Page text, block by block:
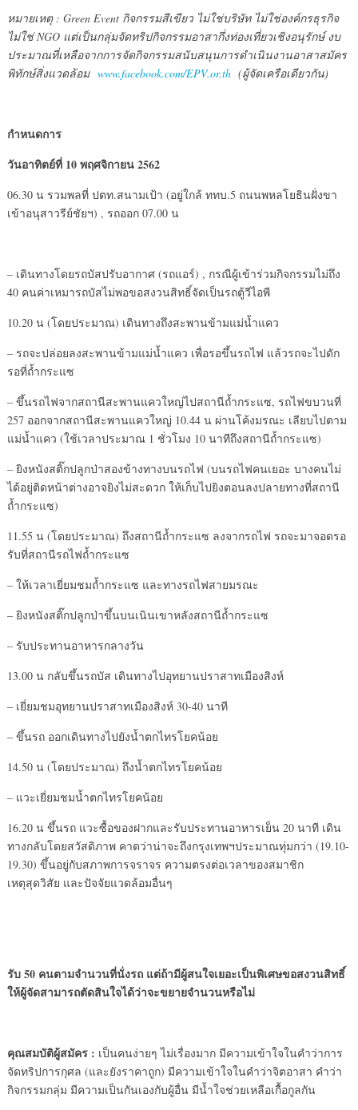
หมายเหตุ : Green Event กิจกรรมสีเขียว ไม่ใช่บริษัท ไม่ใช่องค์กรธุรกิจ
ไม่ใช่ NGO แต่เป็นกลุ่มจัดทริปกิจกรรมอาสากึ่งท่องเที่ยวเชิงอนุรักษ์ งบ
ประมาณที่เหลือจากการจัดกิจกรรมสนับสนุนการดำเนินงานอาสาสมัคร
พิทักษ์สิ่งแวดล้อม www.facebook.com/EPV.or.th(ผู้จัดเครือเดียวกัน)
กำหนดการ
วันอาทิตย์ที่ 10 พฤศจิกายน 2562
06.30 น รวมพลที่ ปตท.สนามเป้า (อยู่ใกล้ ททบ.5 ถนนพหลโยธินฝั่งขา
เข้าอนุสาวรีย์ชัยฯ) , รถออก 07.00 น
– เดินทางโดยรถบัสปรับอากาศ (รถแอร์) , กรณีผู้เข้าร่วมกิจกรรมไม่ถึง
40 คนค่าเหมารถบัสไม่พอขอสงวนสิทธิ์จัดเป็นรถตู้วีไอพี
10.20 น (โดยประมาณ) เดินทางถึงสะพานข้ามแม่น้ำแคว
– รถจะปล่อยลงสะพานข้ามแม่น้ำแคว เพื่อรอขึ้นรถไฟ แล้วรถจะไปดัก
รอที่ถ้ำกระแซ
– ขึ้นรถไฟจากสถานีสะพานแควใหญ่ไปสถานีถ้ำกระแซ, รถไฟขบวนที่
257 ออกจากสถานีสะพานแควใหญ่ 10.44 น ผ่านโค้งมรณะ เลียบไปตาม
แม่น้ำแคว (ใช้เวลาประมาณ 1 ชั่วโมง 10 นาทีถึงสถานีถ้ำกระแซ)
– ยิงหนังสติ๊กปลูกป่าสองข้างทางบนรถไฟ (บนรถไฟคนเยอะ บางคนไม่
ได้อยู่ติดหน้าต่างอาจยิงไม่สะดวก ให้เก็บไปยิงตอนลงปลายทางที่สถานี
ถ้ำกระแซ)
11.55 น (โดยประมาณ) ถึงสถานีถ้ำกระแซ ลงจากรถไฟ รถจะมาจอดรอ
รับที่สถานีรถไฟถ้ำกระแซ
– ให้เวลาเยี่ยมชมถ้ำกระแซ และทางรถไฟสายมรณะ
– ยิงหนังสติ๊กปลูกป่าขึ้นบนเนินเขาหลังสถานีถ้ำกระแซ
– รับประทานอาหารกลางวัน
13.00 น กลับขึ้นรถบัส เดินทางไปอุทยานปราสาทเมืองสิงห์
– เยี่ยมชมอุทยานปราสาทเมืองสิงห์ 30-40 นาที
– ขึ้นรถ ออกเดินทางไปยังน้ำตกไทรโยคน้อย
14.50 น (โดยประมาณ) ถึงน้ำตกไทรโยคน้อย
– แวะเยี่ยมชมน้ำตกไทรโยคน้อย
16.20 น ขึ้นรถ แวะซื้อของฝากและรับประทานอาหารเย็น 20 นาที เดิน
ทางกลับโดยสวัสดิภาพ คาดว่าน่าจะถึงกรุงเทพฯประมาณทุ่มกว่า (19.10-
19.30) ขึ้นอยู่กับสภาพการจราจร ความตรงต่อเวลาของสมาชิก
เหตุสุดวิสัย และปัจจัยแวดล้อมอื่นๆ
รับ 50 คนตามจำนวนที่นั่งรถ แต่ถ้ามีผู้สนใจเยอะเป็นพิเศษขอสงวนสิทธิ์
ให้ผู้จัดสามารถตัดสินใจได้ว่าจะขยายจำนวนหรือไม่
คุณสมบัติผู้สมัคร : เป็นคนง่ายๆ ไม่เรื่องมาก มีความเข้าใจในคำว่าการ
จัดทริปการกุศล (และยังราคาถูก) มีความเข้าใจในคำว่าจิตอาสา คำว่า
กิจกรรมกลุ่ม มีความเป็นกันเองกับผู้อื่น มีน้ำใจช่วยเหลือเกื้อกูลกัน